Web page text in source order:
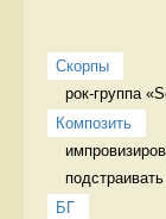
Скорпы
рок-группа
Композить
БГ